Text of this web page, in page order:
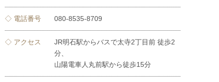
◇ 電話番号 080-8535-8709
◇ アクセス
JR明石駅からバスで太寺2丁目前 徒歩2
分、
山陽電車人丸前駅から徒歩15分